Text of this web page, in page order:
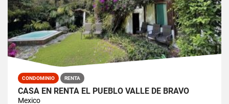
CONDOMINIO RENTA
CASA EN RENTA EL PUEBLO VALLE DE BRAVO
Mexico